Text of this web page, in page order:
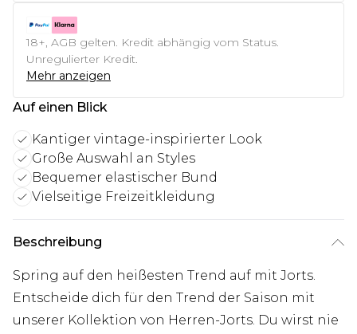
18+, AGB gelten. Kredit abhängig vom Status.
Unregulierter Kredit.
Mehr anzeigen
Auf einen Blick
Kantiger vintage-inspirierter Look
Große Auswahl an Styles
Bequemer elastischer Bund
Vielseitige Freizeitkleidung
Beschreibung
Spring auf den heißesten Trend auf mit Jorts.
Entscheide dich für den Trend der Saison mit
unserer Kollektion von Herren-Jorts. Du wirst nie